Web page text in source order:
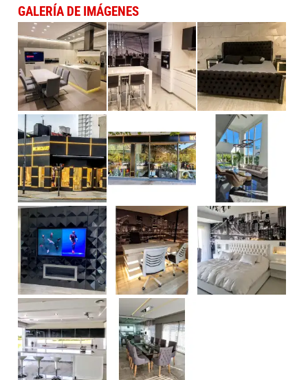
GALERÍA DE IMÁGENES